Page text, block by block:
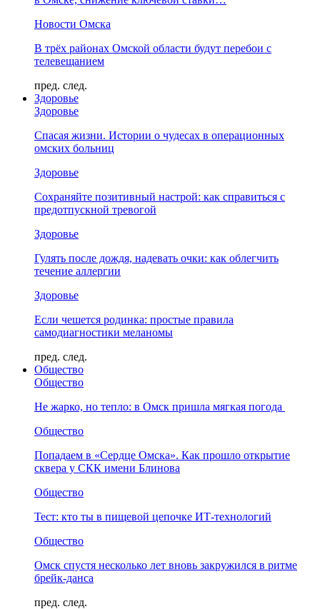
Новости Омска
В трёх районах Омской области будут перебои с
телевещанием
пред. след.
Здоровье
Здоровье
Спасая жизни. Истории о чудесах в операционных
омских больниц
Здоровье
Сохраняйте позитивный настрой: как справиться с
предотпускной тревогой
Здоровье
Гулять после дождя, надевать очки: как облегчить
течение аллергии
Здоровье
Если чешется родинка: простые правила
самодиагностики меланомы
пред. след.
Общество
Общество
Не жарко, но тепло: в Омск пришла мягкая погода
Общество
Попадаем в «Сердце Омска». Как прошло открытие
сквера у СКК имени Блинова
Общество
Тест: кто ты в пищевой цепочке ИТ-технологий
Общество
Омск спустя несколько лет вновь закружился в ритме
брейк-данса
пред. след.